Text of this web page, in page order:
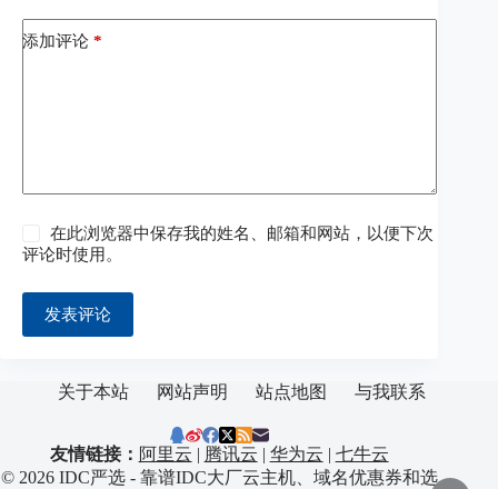
添加评论 *
在此浏览器中保存我的姓名、邮箱和网站，以便下次
评论时使用。
发表评论
关于本站 网站声明 站点地图 与我联系
友情链接： 阿里云 | 腾讯云 | 华为云 | 七牛云
© 2026 IDC严选 - 靠谱IDC大厂云主机、域名优惠券和选